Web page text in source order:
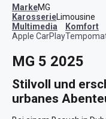
MarkeMG
KarosserieLimousine
Multimedia
Apple CarPlay
Komfort
MG 5 2025
Stilvoll und
urbanes